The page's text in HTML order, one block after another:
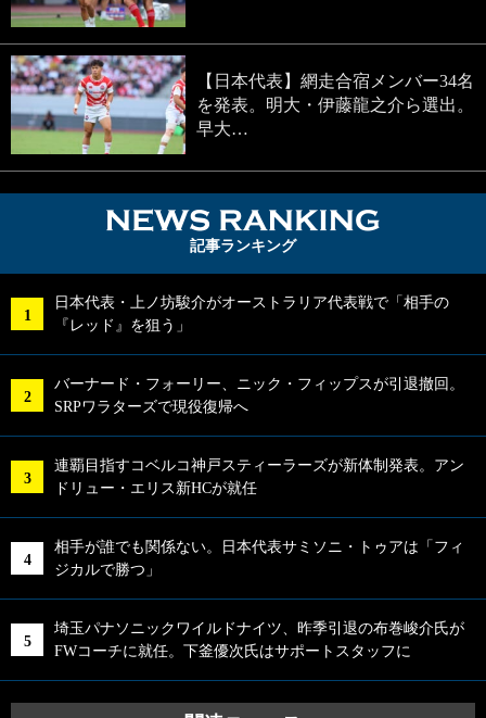
【日本代表】網走合宿メンバー34名
を発表。明大・伊藤龍之介ら選出。
早大…
記事ランキング
日本代表・上ノ坊駿介がオーストラリア代表戦で「相手の
『レッド』を狙う」
バーナード・フォーリー、ニック・フィップスが引退撤回。
SRPワラターズで現役復帰へ
連覇目指すコベルコ神戸スティーラーズが新体制発表。アン
ドリュー・エリス新HCが就任
相手が誰でも関係ない。日本代表サミソニ・トゥアは「フィ
ジカルで勝つ」
埼玉パナソニックワイルドナイツ、昨季引退の布巻峻介氏が
FWコーチに就任。下釜優次氏はサポートスタッフに